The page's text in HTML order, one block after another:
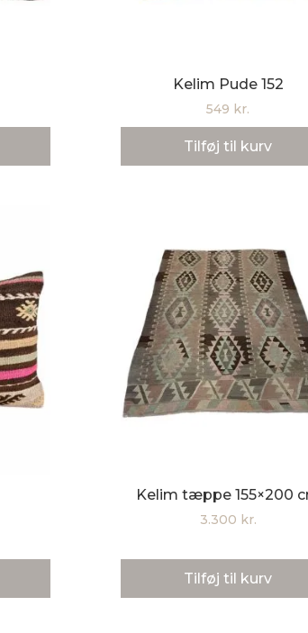
Kelim Pude 152
549 kr.
Tilføj til kurv
Kelim tæppe 155×200
3.300 kr.
Tilføj til kurv